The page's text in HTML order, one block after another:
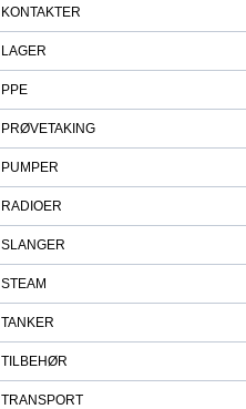
KONTAKTER
LAGER
PPE
PRØVETAKING
PUMPER
RADIOER
SLANGER
STEAM
TANKER
TILBEHØR
TRANSPORT